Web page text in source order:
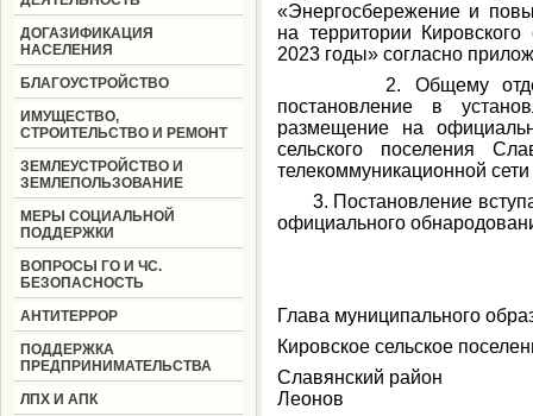
ДОГАЗИФИКАЦИЯ
НАСЕЛЕНИЯ
БЛАГОУСТРОЙСТВО
ИМУЩЕСТВО,
СТРОИТЕЛЬСТВО И РЕМОНТ
ЗЕМЛЕУСТРОЙСТВО И
ЗЕМЛЕПОЛЬЗОВАНИЕ
МЕРЫ СОЦИАЛЬНОЙ
ПОДДЕРЖКИ
ВОПРОСЫ ГО И ЧС.
БЕЗОПАСНОСТЬ
АНТИТЕРРОР
ПОДДЕРЖКА
ПРЕДПРИНИМАТЕЛЬСТВА
ЛПХ И АПК
«Энергосбережение и
на территории
2023 годы» согласно
2. Общему отделу
постановление в
размещение на
сельского поселения
телекоммуникационной
3. Постановление
официального
Глава муниципального
Кировское сельское
Леонов